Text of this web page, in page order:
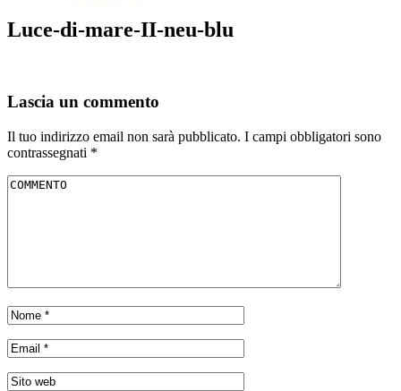
Luce-di-mare-II-neu-blu
Lascia un commento
Il tuo indirizzo email non sarà pubblicato. I campi obbligatori sono
contrassegnati *